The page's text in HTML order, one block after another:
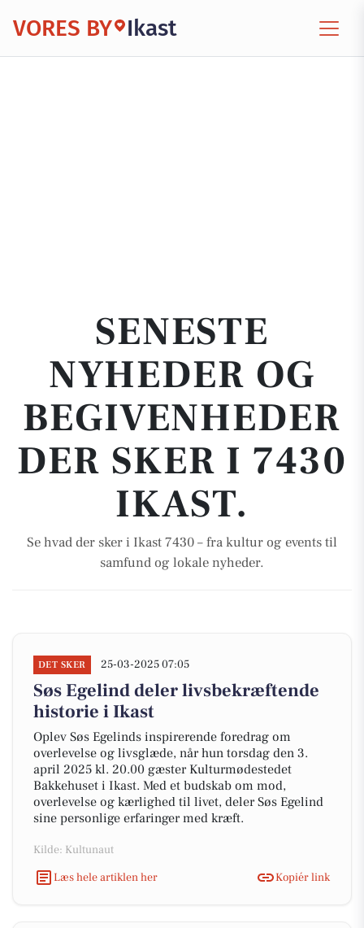
VORES BY Ikast
SENESTE
NYHEDER OG
BEGIVENHEDER
DER SKER I 7430
IKAST.
Se hvad der sker i Ikast 7430 – fra kultur og events til
samfund og lokale nyheder.
DET SKER 25-03-2025 07:05
Søs Egelind deler livsbekræftende
historie i Ikast
Oplev Søs Egelinds inspirerende foredrag om
overlevelse og livsglæde, når hun torsdag den 3.
april 2025 kl. 20.00 gæster Kulturmødestedet
Bakkehuset i Ikast. Med et budskab om mod,
overlevelse og kærlighed til livet, deler Søs Egelind
sine personlige erfaringer med kræft.
Kilde: Kultunaut
Læs hele artiklen her
Kopiér link